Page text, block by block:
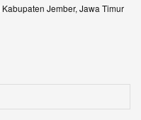
Jember, Jawa Timur